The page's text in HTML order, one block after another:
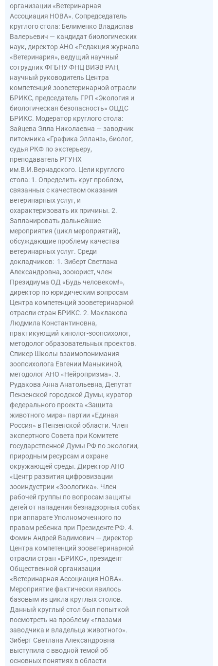
организации «Ветеринарная
Ассоциация НОВА». Сопредседатель
круглого стола: Белименко Владислав
Валерьевич — кандидат биологических
наук, директор АНО «Редакция журнала
«Ветеринария», ведущий научный
сотрудник ФГБНУ ФНЦ ВИЭВ РАН,
научный руководитель Центра
компетенций зооветеринарной отрасли
БРИКС, председатель ГРП «Экология и
биологическая безопасность» ОЦДС
БРИКС. Модератор круглого стола:
Зайцева Элла Николаевна — заводчик
питомника «Графика Элланз», биолог,
судья РКФ по экстерьеру,
преподаватель РГУНХ
им.В.И.Вернадского. Цели круглого
стола: 1. Определить круг проблем,
связанных с качеством оказания
ветеринарных услуг, и
охарактеризовать их причины. 2.
Запланировать дальнейшие
мероприятия (цикл мероприятий),
обсуждающие проблему качества
ветеринарных услуг. Среди
докладчиков: 1. Зиберт Светлана
Александровна, зооюрист, член
Президиума ОД «Будь человеком!»,
директор по юридическим вопросам
Центра компетенций зооветеринарной
отрасли стран БРИКС. 2. Маклакова
Людмила Константиновна,
практикующий кинолог-зоопсихолог,
методолог образовательных проектов.
Спикер Школы взаимопонимания
зоопсихолога Евгении Маныкиной,
методолог АНО «Нейропризма». 3.
Рудакова Анна Анатольевна, Депутат
Пензенской городской Думы, куратор
федерального проекта «Защита
животного мира» партии «Единая
Россия» в Пензенской области. Член
экспертного Совета при Комитете
государственной Думы РФ по экологии,
природным ресурсам и охране
окружающей среды. Директор АНО
«Центр развития цифровизации
зооиндустрии «Зоологика». Член
рабочей группы по вопросам защиты
детей от нападения безнадзорных собак
при аппарате Уполномоченного по
правам ребенка при Президенте РФ. 4.
Фомин Андрей Вадимович — директор
Центра компетенций зооветеринарной
отрасли стран «БРИКС», президент
Общественной организации
«Ветеринарная Ассоциация НОВА».
Мероприятие фактически явилось
базовым из цикла круглых столов.
Данный круглый стол был попыткой
посмотреть на проблему «глазами
заводчика и владельца животного».
Зиберт Светлана Александровна
выступила с вводной темой об
основных понятиях в области